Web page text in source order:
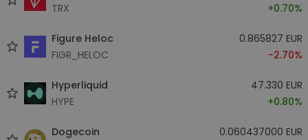
TRX
+0.70%
Figure Heloc
FIGR_HELOC
0.865827 EUR
-2.70%
Hyperliquid
HYPE
47.330 EUR
+0.80%
Dogecoin
0.060437000 EUR